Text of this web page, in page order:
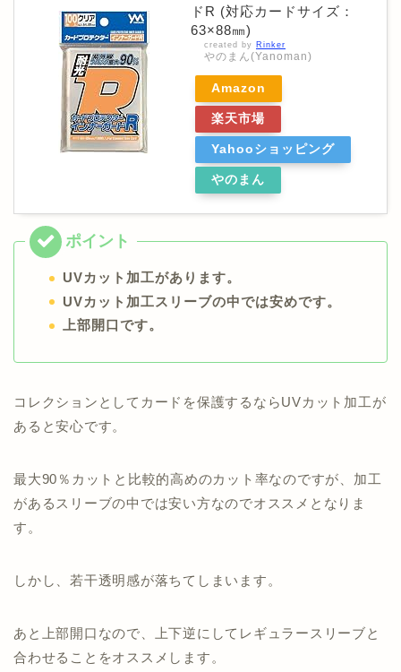
ドR (対応カードサイズ：
63×88㎜)
created by Rinker
やのまん(Yanoman)
Amazon
楽天市場
Yahooショッピング
やのまん
UVカット加工があります。
UVカット加工スリーブの中では安めです。
上部開口です。
コレクションとしてカードを保護するならUVカット加工が
あると安心です。
最大90％カットと比較的高めのカット率なのですが、加工
があるスリーブの中では安い方なのでオススメとなりま
す。
しかし、若干透明感が落ちてしまいます。
あと上部開口なので、上下逆にしてレギュラースリーブと
合わせることをオススメします。